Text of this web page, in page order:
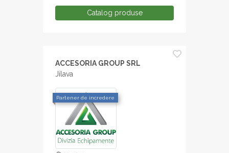
Catalog produse
ACCESORIA GROUP SRL
Jilava
Partener de incredere